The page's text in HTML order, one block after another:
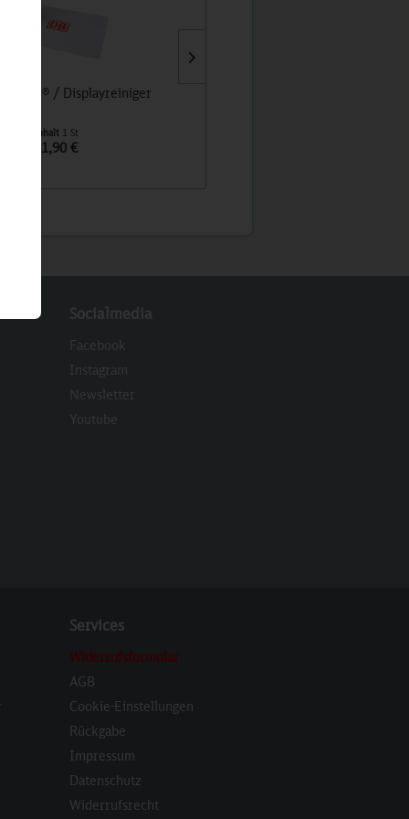
/ Displayreiniger
Inhalt 1 St
11,90 €
Socialmedia
Facebook
Instagram
Newsletter
Youtube
Services
Widerrufsformular
AGB
Cookie-Einstellungen
Rückgabe
Impressum
Datenschutz
Widerrufsrecht